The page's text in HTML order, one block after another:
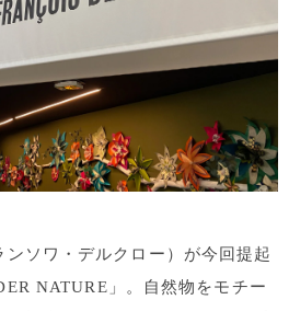
ソワ・デルクロー）が今回提起
NATURE」。自然物をモチー